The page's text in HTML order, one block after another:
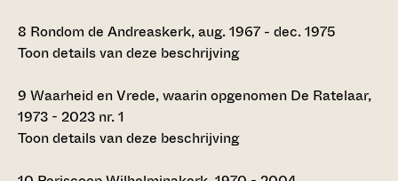
8 Rondom de Andreaskerk, aug. 1967 - dec. 1975
Toon details van deze beschrijving
9 Waarheid en Vrede, waarin opgenomen De Ratelaar,
1973 - 2023 nr. 1
Toon details van deze beschrijving